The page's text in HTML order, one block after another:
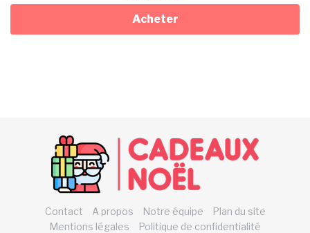
Acheter
Contact A propos Notre équipe
Plan du site
Mentions légales
Politique de confidentialité